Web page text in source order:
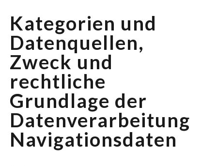
Kategorien und
Datenquellen,
Zweck und
rechtliche
Grundlage der
Datenverarbeitung
Navigationsdaten